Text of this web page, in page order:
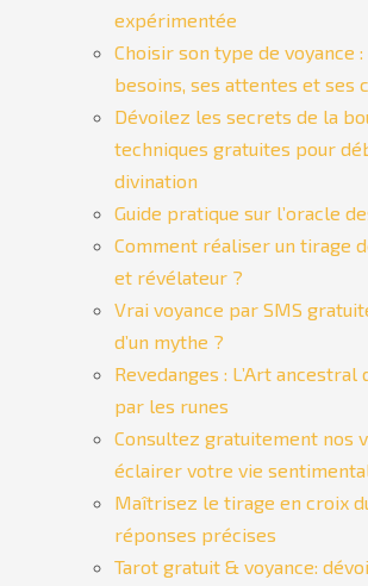
expérimentée
Choisir son type de voyance
besoins, ses attentes et ses
Dévoilez les secrets de la
techniques gratuites pour
divination
Guide pratique sur l’oracle
Comment réaliser un tirage
et révélateur ?
Vrai voyance par SMS
d’un mythe ?
Revedanges : L’Art ancestral
par les runes
Consultez gratuitement nos
éclairer votre vie
Maîtrisez le tirage en croix
réponses précises
Tarot gratuit & voyance: